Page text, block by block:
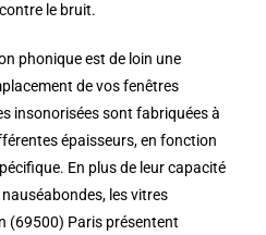
le bruit.
phonique est de loin une
de vos fenêtres
insonorisées sont fabriquées à
épaisseurs, en fonction
En plus de leur capacité
les vitres
(69500) Paris présentent